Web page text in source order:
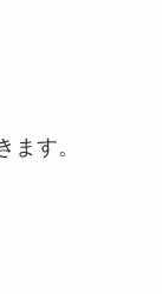
ます。